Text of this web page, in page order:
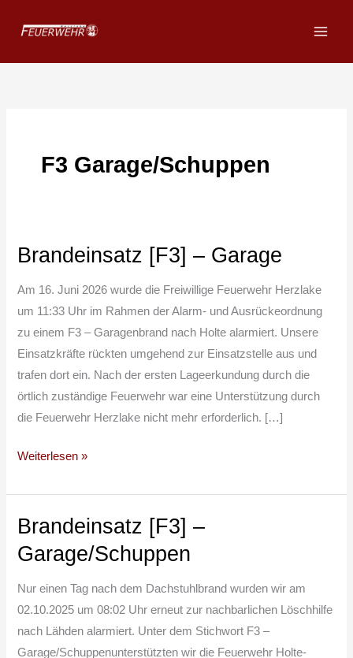
Inhalt
F3 Garage/Schuppen
Brandeinsatz [F3] – Garage
Am 16. Juni 2026 wurde die Freiwillige Feuerwehr Herzlake
um 11:33 Uhr im Rahmen der Alarm- und Ausrückeordnung
zu einem F3 – Garagenbrand nach Holte alarmiert. Unsere
Einsatzkräfte rückten umgehend zur Einsatzstelle aus und
trafen dort ein. Nach der ersten Lageerkundung durch die
örtlich zuständige Feuerwehr war eine Unterstützung durch
die Feuerwehr Herzlake nicht mehr erforderlich. […]
Brandeinsatz
–
Garage
Weiterlesen »
Brandeinsatz [F3] –
Garage/Schuppen
Nur einen Tag nach dem Dachstuhlbrand wurden wir am
02.10.2025 um 08:02 Uhr erneut zur nachbarlichen Löschhilfe
nach Lähden alarmiert. Unter dem Stichwort F3 –
Garage/Schuppenunterstützten wir die Feuerwehr Holte-
Brandeinsatz
–
Garage/Schuppen